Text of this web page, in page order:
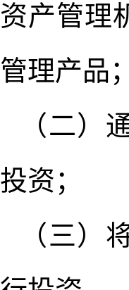
资产管理
管理产品；
（二）
投资；
（三）